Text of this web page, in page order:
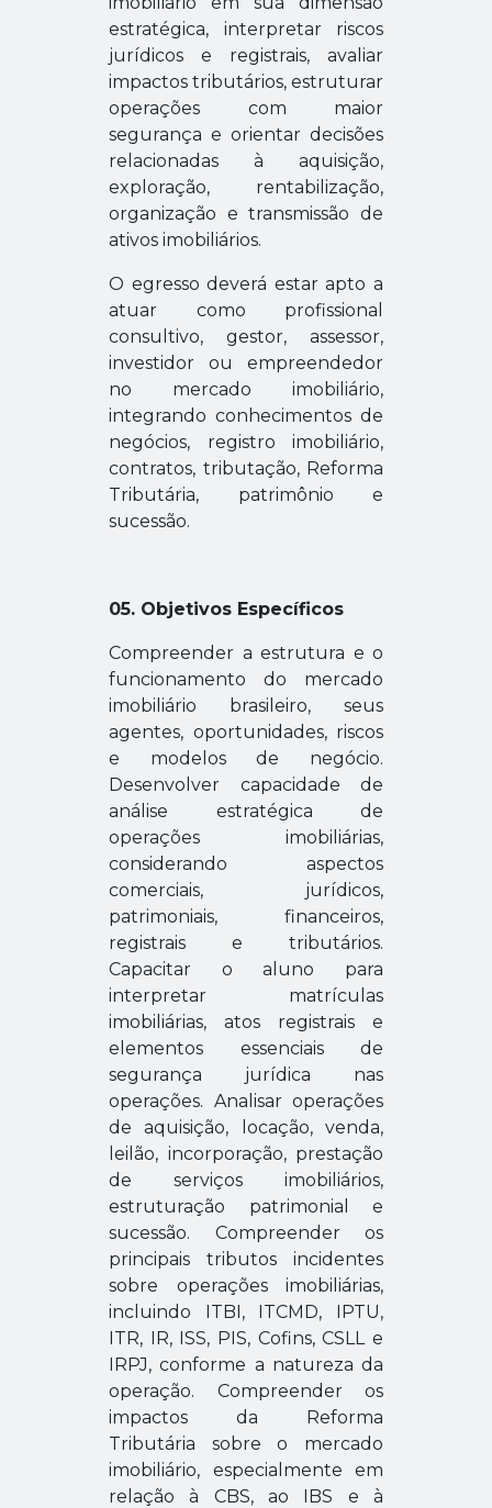
estratégica, interpretar riscos
jurídicos e registrais, avaliar
impactos tributários, estruturar
operações com maior
segurança e orientar decisões
relacionadas à aquisição,
exploração, rentabilização,
organização e transmissão de
ativos imobiliários.
O egresso deverá estar apto a
atuar como profissional
consultivo, gestor, assessor,
investidor ou empreendedor
no mercado imobiliário,
integrando conhecimentos de
negócios, registro imobiliário,
contratos, tributação, Reforma
Tributária, patrimônio e
sucessão.
05. Objetivos Específicos
Compreender a estrutura e o
funcionamento do mercado
imobiliário brasileiro, seus
agentes, oportunidades, riscos
e modelos de negócio.
Desenvolver capacidade de
análise estratégica de
operações imobiliárias,
considerando aspectos
comerciais, jurídicos,
patrimoniais, financeiros,
registrais e tributários.
Capacitar o aluno para
interpretar matrículas
imobiliárias, atos registrais e
elementos essenciais de
segurança jurídica nas
operações. Analisar operações
de aquisição, locação, venda,
leilão, incorporação, prestação
de serviços imobiliários,
estruturação patrimonial e
sucessão. Compreender os
principais tributos incidentes
sobre operações imobiliárias,
incluindo ITBI, ITCMD, IPTU,
ITR, IR, ISS, PIS, Cofins, CSLL e
IRPJ, conforme a natureza da
operação. Compreender os
impactos da Reforma
Tributária sobre o mercado
imobiliário, especialmente em
relação à CBS, ao IBS e à